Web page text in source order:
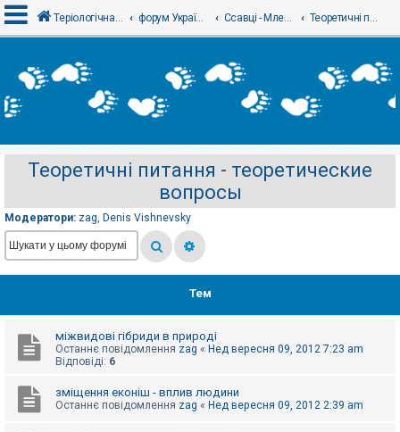
х
і
с
р
а
ц
і
Т
м
б
з
Теріологічна школа форум Українського теріологічного товариства Ссавці - Млекопитающие Теоретичні питання - теоретические вопросы
Теоретичні питання - теоретические
вопросы
Модератори: zag, Denis Vishnevsky
Тем
міжвидові гібриди в природі
Останнє повідомлення zag « Нед вересня 09, 2012 7:23 am
Відповіді: 6
зміщення еконіш - вплив людини
Останнє повідомлення zag « Нед вересня 09, 2012 2:39 am